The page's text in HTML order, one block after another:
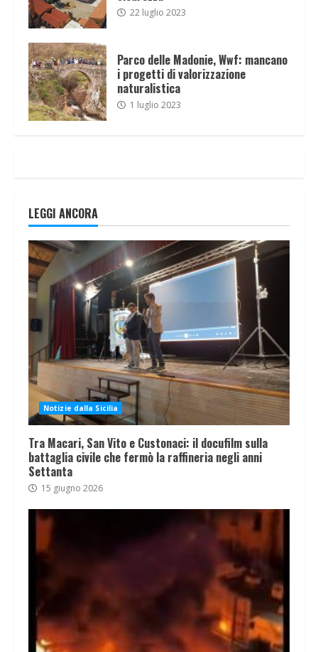
22 luglio 2023
Parco delle Madonie, Wwf: mancano
i progetti di valorizzazione
naturalistica
1 luglio 2023
LEGGI ANCORA
Notizie dalla Sicilia
Tra Macari, San Vito e Custonaci: il docufilm sulla
battaglia civile che fermò la raffineria negli anni
Settanta
15 giugno 2026